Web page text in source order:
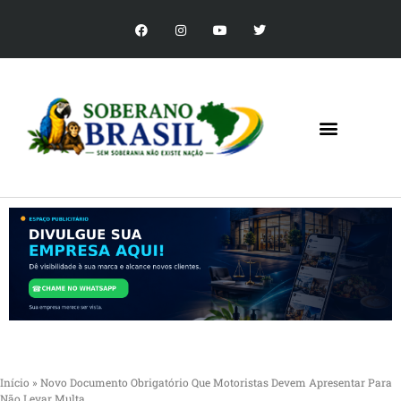
Início » Novo Documento Obrigatório Que Motoristas Devem Apresentar Para
Não Levar Multa